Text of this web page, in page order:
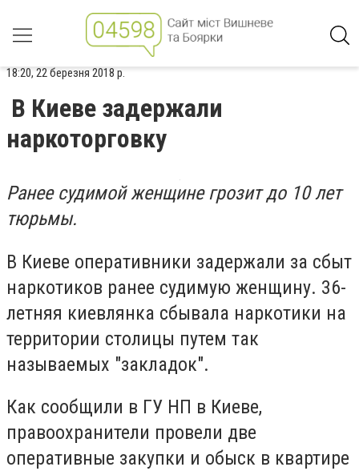
18:20, 22 березня 2018 р.
В Киеве задержали
наркоторговку
Ранее судимой женщине грозит до 10 лет
тюрьмы.
В Киеве оперативники задержали за сбыт
наркотиков ранее судимую женщину. 36-
летняя киевлянка сбывала наркотики на
территории столицы путем так
называемых "закладок".
Как сообщили в ГУ НП в Киеве,
правоохранители провели две
оперативные закупки и обыск в квартире